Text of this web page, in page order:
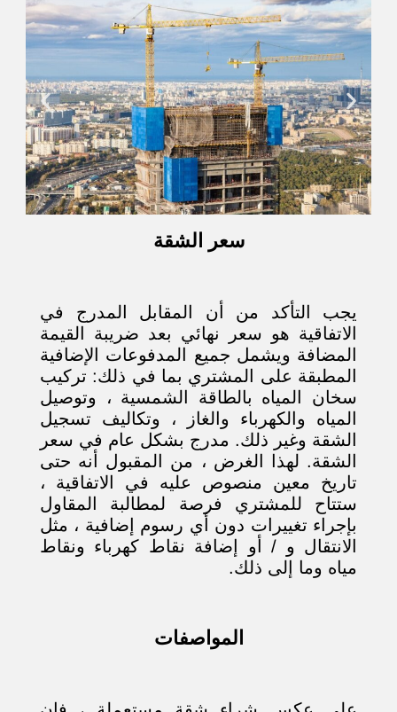
سعر الشقة
يجب التأكد من أن المقابل المدرج في
الاتفاقية هو سعر نهائي بعد ضريبة القيمة
المضافة ويشمل جميع المدفوعات الإضافية
المطبقة على المشتري بما في ذلك: تركيب
سخان المياه بالطاقة الشمسية ، وتوصيل
المياه والكهرباء والغاز ، وتكاليف تسجيل
الشقة وغير ذلك. مدرج بشكل عام في سعر
الشقة. لهذا الغرض ، من المقبول أنه حتى
تاريخ معين منصوص عليه في الاتفاقية ،
ستتاح للمشتري فرصة لمطالبة المقاول
بإجراء تغييرات دون أي رسوم إضافية ، مثل
الانتقال و / أو إضافة نقاط كهرباء ونقاط
مياه وما إلى ذلك.
المواصفات